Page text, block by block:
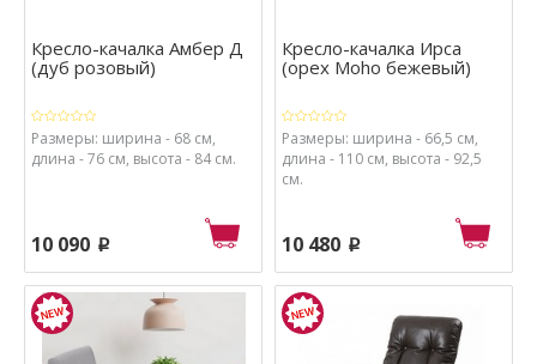
Кресло-качалка Амбер Д
(дуб розовый)
Размеры: ширина - 68 см,
длина - 76 см, высота - 84 см.
10 090 p
Кресло-качалка Ирса
(орех Мoho бежевый)
Размеры: ширина - 66,5 см,
длина - 110 см, высота - 92,5
см.
10 480 p